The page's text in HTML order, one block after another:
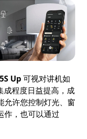
Up可视对讲机如
成程度日益提高，成
允许您控制灯光、窗
作，也可以通过